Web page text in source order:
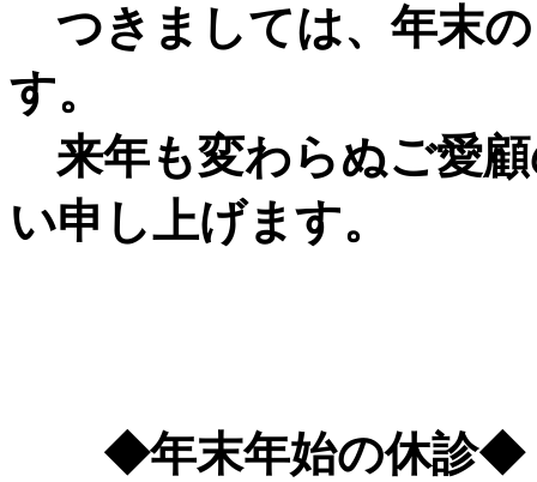
つきましては、年末
す。
来年も変わらぬご愛
い申し上げます。
◆年末年始の休診◆